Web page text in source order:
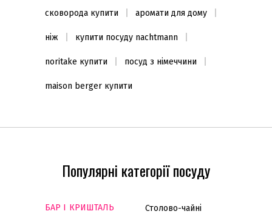
сковорода купити аромати для дому
ніж купити посуду nachtmann
noritake купити посуд з німеччини
maison berger купити
Популярні категорії посуду
БАР І КРИШТАЛЬ
Столово-чайні